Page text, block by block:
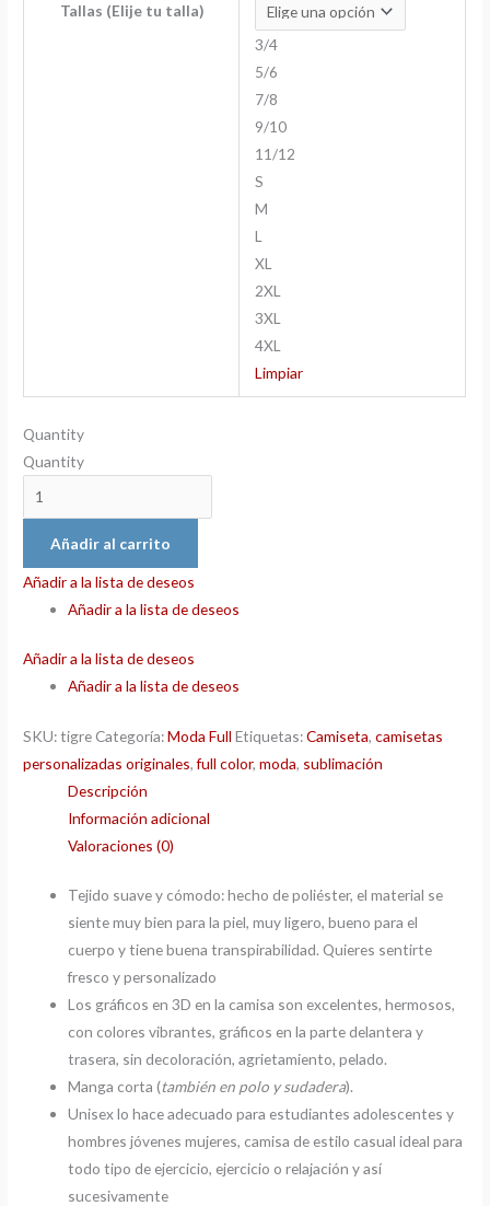
Tallas (Elije tu talla)
3/4
5/6
7/8
9/10
11/12
S
M
L
XL
2XL
3XL
4XL
Limpiar
Quantity
Quantity
Añadir al carrito
Añadir a la lista de deseos
Añadir a la lista de deseos
Añadir a la lista de deseos
Añadir a la lista de deseos
SKU:tigre Categoría:Moda Full Etiquetas:Camiseta,camisetas
personalizadas originales,full color,moda, sublimación
Descripción
Información adicional
Valoraciones (0)
Tejido suave y cómodo: hecho de poliéster, el material se
siente muy bien para la piel, muy ligero, bueno para el
cuerpo y tiene buena transpirabilidad. Quieres sentirte
fresco y personalizado
Los gráficos en 3D en la camisa son excelentes, hermosos,
con colores vibrantes, gráficos en la parte delantera y
trasera, sin decoloración, agrietamiento, pelado.
Manga corta (también en polo y sudadera).
Unisex lo hace adecuado para estudiantes adolescentes y
hombres jóvenes mujeres, camisa de estilo casual ideal para
todo tipo de ejercicio, ejercicio o relajación y así
sucesivamente